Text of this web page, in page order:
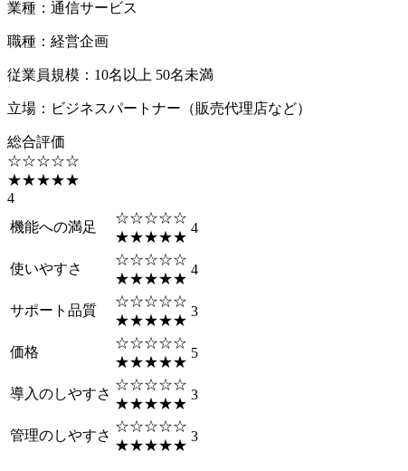
業種 ： 通信サービス
職種 ： 経営企画
従業員規模 ： 10名以上 50名未満
立場 ： ビジネスパートナー（販売代理店など）
総合評価
☆☆☆☆☆
★★★★★
4
機能への満足
☆☆☆☆☆
★★★★★
4
使いやすさ
☆☆☆☆☆
★★★★★
4
サポート品質
☆☆☆☆☆
★★★★★
3
価格
☆☆☆☆☆
★★★★★
5
導入のしやすさ
☆☆☆☆☆
★★★★★
3
管理のしやすさ
☆☆☆☆☆
★★★★★
3